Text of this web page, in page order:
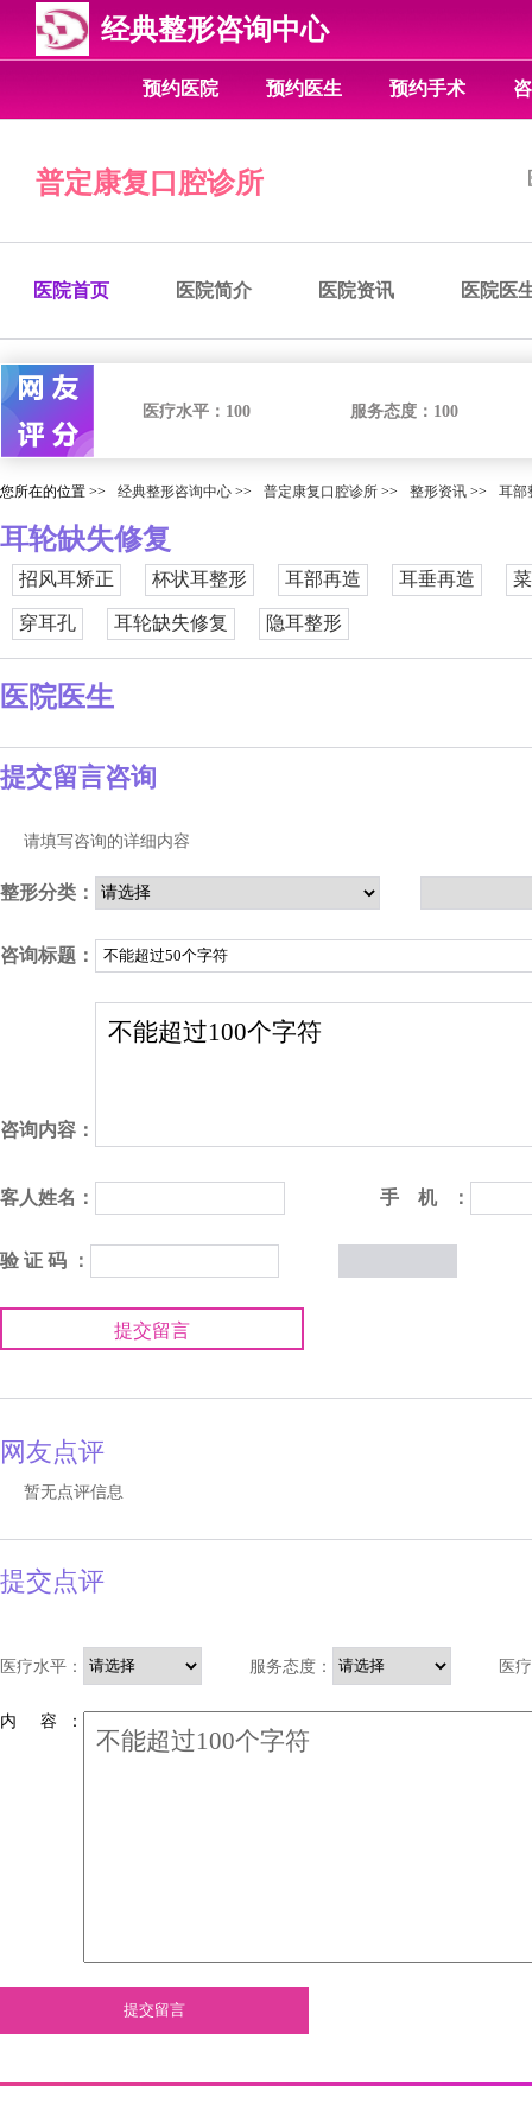
经典整形咨询中心
预约医院 预约医生 预约手术
普定康复口腔诊所
医院首页 医院简介 医院资讯 医院医
医疗水平： 100 服务态度： 100
您所在的位置 >> 经典整形咨询中心 >> 普定康复口腔诊所 >> 整形资讯 >> 耳部
耳轮缺失修复
招风耳矫正 杯状耳整形 耳部再造 耳垂再造
穿耳孔 耳轮缺失修复 隐耳整形
医院医生
提交留言咨询
请填写咨询的详细内容
整形分类：
咨询标题：
咨询内容：
客人姓名： 手 机 ：
验 证 码 ：
提交留言
网友点评
暂无点评信息
提交点评
医疗水平： 服务态度： 医
内 容 ：
提交留言